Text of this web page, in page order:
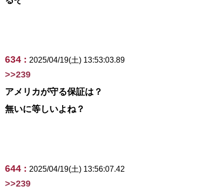
634 : 2025/04/19(土) 13:53:03.89
>>239
アメリカが守る保証は？
無いに等しいよね？
644 : 2025/04/19(土) 13:56:07.42
>>239